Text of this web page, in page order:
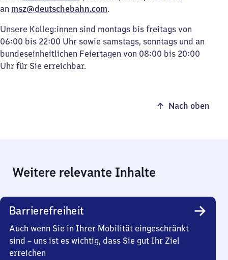
an msz@deutschebahn.com.
Unsere Kolleg:innen sind montags bis freitags von
06:00 bis 22:00 Uhr sowie samstags, sonntags und an
bundeseinheitlichen Feiertagen von 08:00 bis 20:00
Uhr für Sie erreichbar.
Nach oben
Weitere relevante Inhalte
Barrierefreiheit
Auch wenn Sie in Ihrer Mobilität eingeschränkt
sind – uns ist es wichtig, dass Sie gut Ihr Ziel
erreichen